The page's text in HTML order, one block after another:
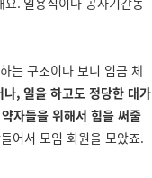
는 구조이다 보니 임금 체
나, 일을 하고도 정당한 대가
자들을 위해서 힘을 써줄
어서 모임 회원을 모았죠.